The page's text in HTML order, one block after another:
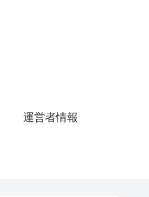
運営者情報